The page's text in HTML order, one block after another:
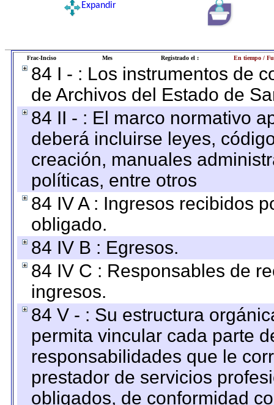
Expandir
Frac-Inciso Mes Registrado el : En tiempo /
84 I - : Los instrumentos de
de Archivos del Estado de
84 II - : El marco normativo
deberá incluirse leyes,
creación, manuales
políticas, entre otros
84 IV A : Ingresos recibidos
obligado.
84 IV B : Egresos.
84 IV C : Responsables de
ingresos.
84 V - : Su estructura
permita vincular cada parte
responsabilidades que le
prestador de servicios
obligados, de conformidad